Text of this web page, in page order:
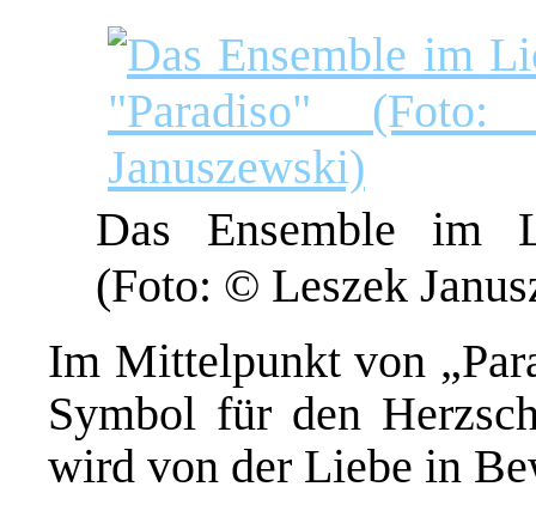
Das Ensemble im
(Foto: © Leszek
Im Mittelpunkt von
Symbol für den
wird von der Liebe in